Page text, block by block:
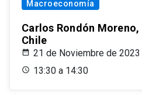
Macroeconomía
Carlos Rondón
Chile
21 de Noviembre de 2023
13:30 a 14:30